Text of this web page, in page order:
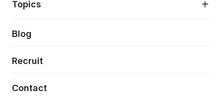
モダナイゼーション
特徴量エンジニアリングと生成AI
フロントエンド開発
About
当社が目指しているもの
Topics
Press release
News
Event/Seminer
Blog
Recruit
Contact